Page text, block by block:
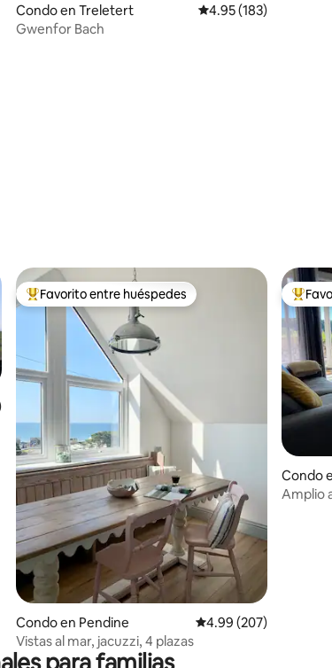
Condo en Treletert Calificación promedio:
4.95 (183)
Gwenfor Bach
4.93 de 5, 241 reseñas
Favorito entre huéspedes preferido
Favorito entre huéspedes
Condo en Pendine Calificación promedio:
4.99 (207)
Vistas al mar, jacuzzi, 4 plazas
Condo
Amplio